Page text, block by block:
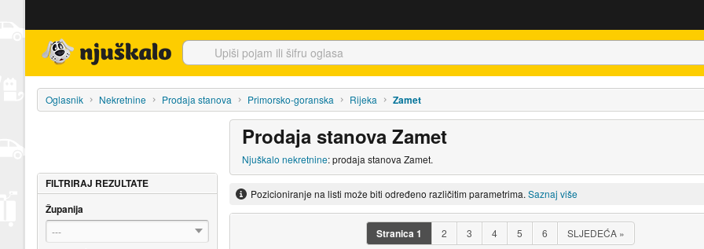
Oglasnik Nekretnine Prodaja stanova Primorsko-goranska Rijeka Zamet
Prodaja stanova Zamet
Njuškalo nekretnine: prodaja stanova Zamet.
Pozicioniranje na listi može biti određeno različitim parametrima. Saznaj više
Stranica1 2 3 4 5 6 SLJEDEĆA »
FILTRIRAJ REZULTATE
Županija
---